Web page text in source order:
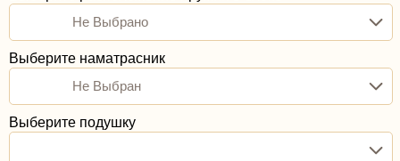
Не Выбрано
Выберите наматрасник
Не Выбран
Выберите подушку